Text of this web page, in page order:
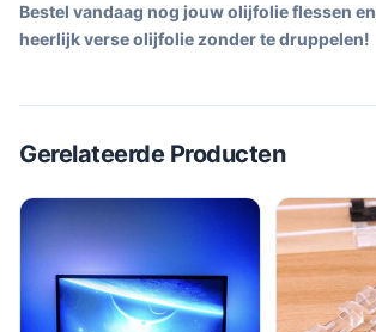
Bestel vandaag nog jouw olijfolie flessen
heerlijk verse olijfolie zonder te druppelen!
Gerelateerde Producten